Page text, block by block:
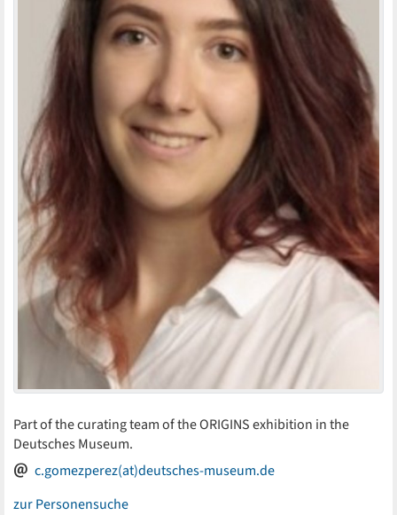
Part of the curating team of the ORIGINS exhibition in the
Deutsches Museum.
c.gomezperez(at)deutsches-museum.de
zur Personensuche